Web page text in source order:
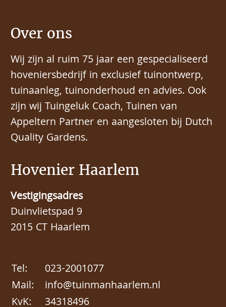
Hovenier Haarlem
Vestigingsadres
Duinvlietspad 9
2015 CT Haarlem
Tel:
023-2001077
Mail:
info@tuinmanhaarlem.nl
KvK:
34318496
Over ons
Wij zijn al ruim 75 jaar een gespecialiseerd
hoveniersbedrijf in exclusief tuinontwerp,
tuinaanleg, tuinonderhoud en advies. Ook
zijn wij Tuingeluk Coach, Tuinen van
Appeltern Partner en aangesloten bij Dutch
Quality Gardens.